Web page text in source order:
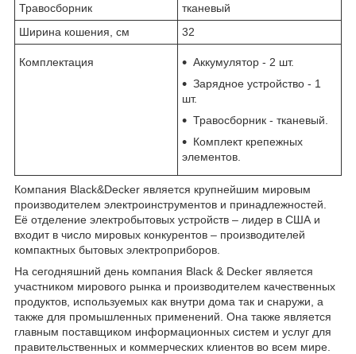
Травосборник
тканевый
Ширина кошения, см
32
Комплектация
Аккумулятор - 2 шт.
Зарядное устройство - 1
шт.
Травосборник - тканевый.
Комплект крепежных
элементов.
Компания Black&Decker является крупнейшим мировым
производителем электроинструментов и принадлежностей.
Её отделение электробытовых устройств – лидер в США и
входит в число мировых конкурентов – производителей
компактных бытовых электроприборов.
На сегодняшний день компания Black & Decker является
участником мирового рынка и производителем качественных
продуктов, используемых как внутри дома так и снаружи, а
также для промышленных применений. Она также является
главным поставщиком информационных систем и услуг для
правительственных и коммерческих клиентов во всем мире.